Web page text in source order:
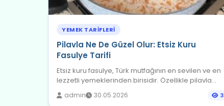
YEMEK TARIFLERI
Pilavla Ne De Güzel Olur: Etsiz Kuru
Fasulye Tarifi
Etsiz kuru fasulye, Türk mutfağının en sevilen ve en
lezzetli yemeklerinden birisidir. Özellikle pilavla...
admin 30.05.2026 3